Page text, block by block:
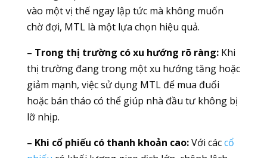
vào một vị thế ngay lập tức mà không muốn
chờ đợi, MTL là một lựa chọn hiệu quả.
– Trong thị trường có xu hướng rõ ràng:Khi
thị trường đang trong một xu hướng tăng hoặc
giảm mạnh, việc sử dụng MTL để mua đuổi
hoặc bán tháo có thể giúp nhà đầu tư không bị
lỡ nhịp.
– Khi cổ phiếu có thanh khoản cao:Với cáccổ